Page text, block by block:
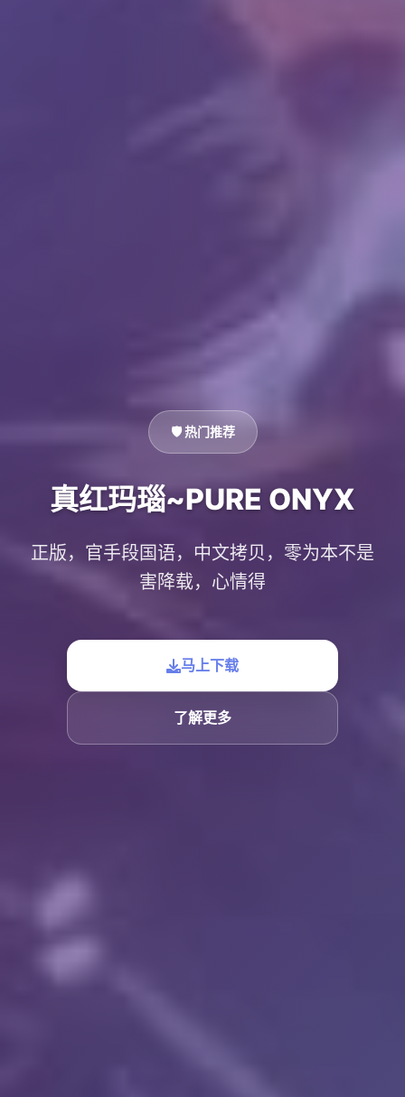
🛡️ 热门推荐
真红玛瑙~PURE ONYX
正版，官手段国语，中文拷贝，零为本不是
害降载，心情得
马上下载
了解更多